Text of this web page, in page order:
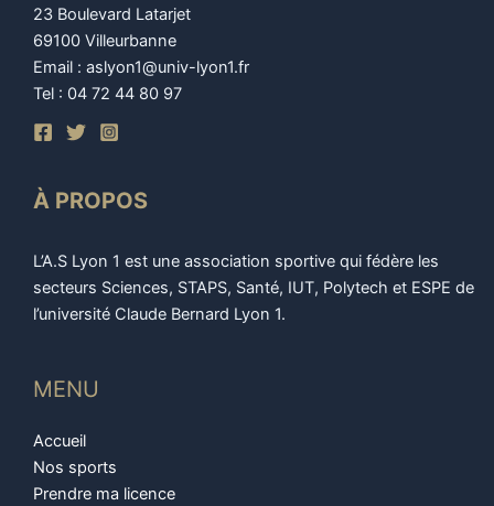
23 Boulevard Latarjet
69100 Villeurbanne
Email : aslyon1@univ-lyon1.fr
Tel : 04 72 44 80 97
À PROPOS
L’A.S Lyon 1 est une association sportive qui fédère les
secteurs Sciences, STAPS, Santé, IUT, Polytech et ESPE de
l’université Claude Bernard Lyon 1.
MENU
Accueil
Nos sports
Prendre ma licence